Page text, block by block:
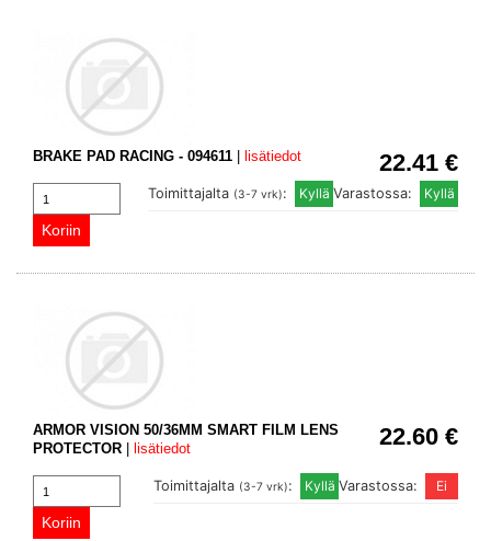
22.41 €
BRAKE PAD RACING - 094611 lisätiedot
Varastossa:
Toimittajalta (3-7 vrk):
22.60 €
ARMOR VISION 50/36MM SMART FILM LENS
PROTECTOR
lisätiedot
Varastossa:
Toimittajalta (3-7 vrk):